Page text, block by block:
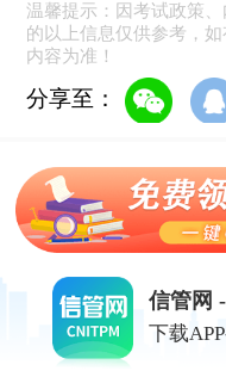
温馨提示：因考试政策
的以上信息仅供参考，
内容为准！
分享至：
信管网
下载